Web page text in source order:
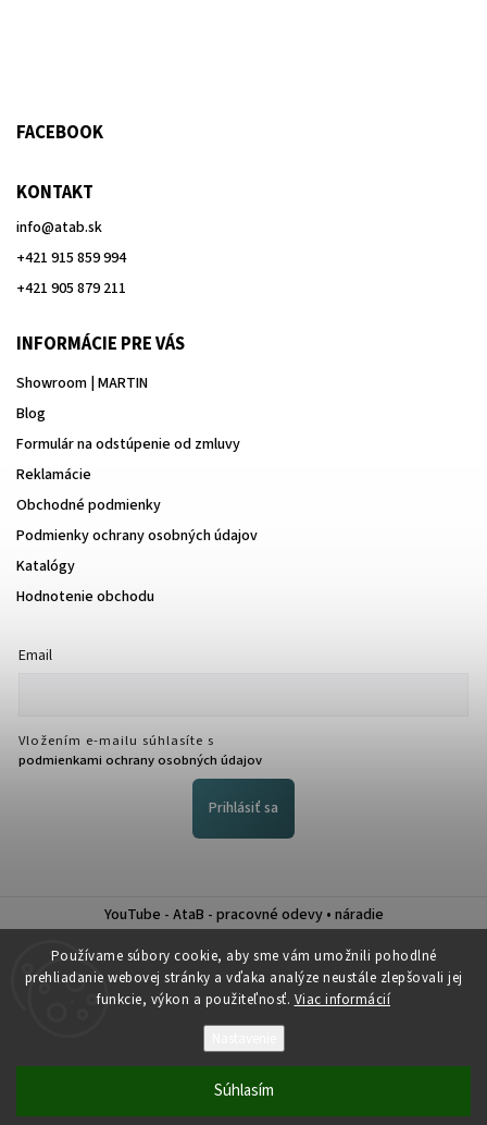
Používame súbory cookie, aby sme vám umožnili pohodlné
prehliadanie webovej stránky a vďaka analýze neustále zlepšovali jej
funkcie, výkon a použiteľnosť. Viac informácií
Súhlasím
FACEBOOK
KONTAKT
info@atab.sk
+421 915 859 994
+421 905 879 211
INFORMÁCIE PRE VÁS
Showroom | MARTIN
Blog
Formulár na odstúpenie od zmluvy
Reklamácie
Obchodné podmienky
Podmienky ochrany osobných údajov
Katalógy
Hodnotenie obchodu
Email
Vložením e-mailu súhlasíte s
podmienkami ochrany osobných údajov
Prihlásiť sa
YouTube - AtaB - pracovné odevy • náradie
Nákup na splátky QUATRO
Atab. Všetky práva vyhradené.